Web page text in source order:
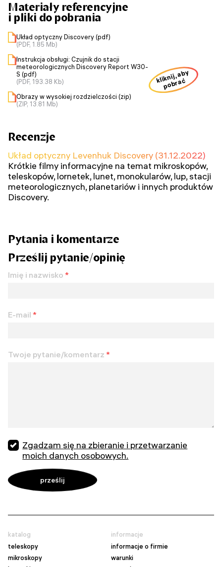
Materiały referencyjne
i pliki do pobrania
Układ optyczny Discovery (pdf)
(PDF, 1.85 Mb)
Instrukcja obsługi: Czujnik do stacji
meteorologicznych Discovery Report W30-
S (pdf)
(PDF, 193.38 Kb)
Obrazy w wysokiej rozdzielczości (zip)
(ZIP, 13.81 Mb)
kliknij, aby
pobrać
Recenzje
Układ optyczny Levenhuk Discovery (31.12.2022)
Krótkie filmy informacyjne na temat mikroskopów,
teleskopów, lornetek, lunet, monokularów, lup, stacji
meteorologicznych, planetariów i innych produktów
Discovery.
Pytania i komentarze
Prześlij pytanie/opinię
Imię i nazwisko *
E-mail *
Twoje pytanie/komentarz *
Zgadzam się na zbieranie i przetwarzanie
moich danych osobowych.
katalog
teleskopy
mikroskopy
informacje
informacje o firmie
warunki